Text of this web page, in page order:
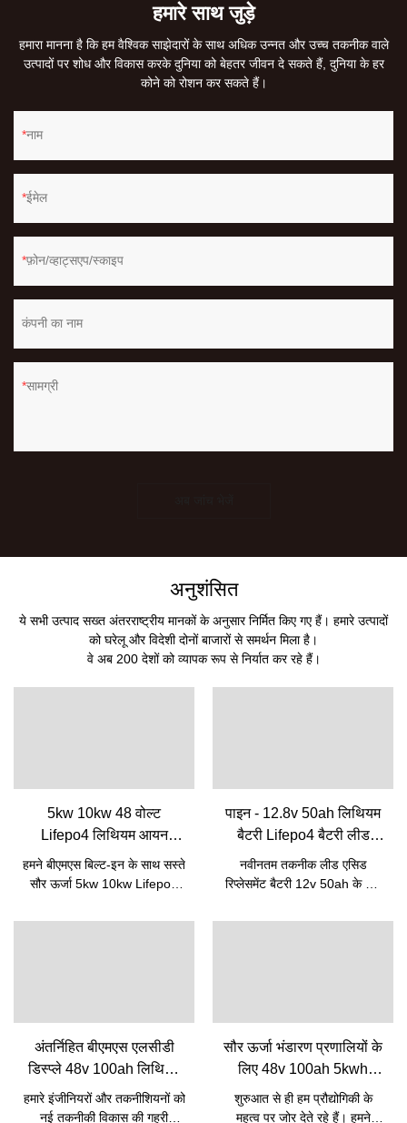
हमारे साथ जुड़े
हमारा मानना ​​है कि हम वैश्विक साझेदारों के साथ अधिक उन्नत और उच्च तकनीक वाले
उत्पादों पर शोध और विकास करके दुनिया को बेहतर जीवन दे सकते हैं, दुनिया के हर
कोने को रोशन कर सकते हैं।
नाम
ईमेल
फ़ोन/व्हाट्सएप/स्काइप
कंपनी का नाम
सामग्री
अनुशंसित
ये सभी उत्पाद सख्त अंतरराष्ट्रीय मानकों के अनुसार निर्मित किए गए हैं। हमारे उत्पादों
को घरेलू और विदेशी दोनों बाजारों से समर्थन मिला है।
वे अब 200 देशों को व्यापक रूप से निर्यात कर रहे हैं।
5kw 10kw 48 वोल्ट
Lifepo4 लिथियम आयन
रिचार्जेबल बैटरी पैक Bms के
साथ अंतर्निहित | पाइन
हमने बीएमएस बिल्ट-इन के साथ सस्ते
सौर ऊर्जा 5kw 10kw Lifepo4
रिचार्जेबल बैटरी पैक की निर्माण
को कवर करता है।
पाइन - 12.8v 50ah लिथियम
बैटरी Lifepo4 बैटरी लीड
एसिड रिप्लेसमेंट बैटरी के लिए
12v 50ah 12V Lifepo4
नवीनतम तकनीक लीड एसिड
रिप्लेसमेंट बैटरी 12v 50ah के लिए
Lifepo4 बैटरी की गुणवत्ता में सुधार
अंतर्निहित बीएमएस एलसीडी
डिस्प्ले 48v 100ah लिथियम
आयन फॉस्फेट बैटरी घरेलू
Lifepo4 लिथियम सौर प्रणाली
हमारे इंजीनियरों और तकनीशियनों को
नई तकनीकी विकास की गहरी
सौर ऊर्जा भंडारण प्रणालियों के
लिए 48v 100ah 5kwh
रिचार्जेबल Lifepo4 लिथियम
बैटरी | पाइन
शुरुआत से ही हम प्रौद्योगिकी के
महत्व पर जोर देते रहे हैं। हमने